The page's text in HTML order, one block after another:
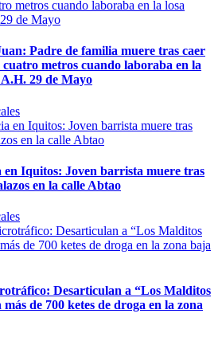
Padre de familia muere tras caer
metros cuando laboraba en la
29 de Mayo
en Iquitos: Joven barrista muere tras
en la calle Abtao
Desarticulan a “Los Malditos
de 700 ketes de droga en la zona